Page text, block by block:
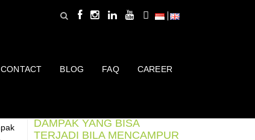
CONTACT BLOG FAQ CAREER
DAMPAK YANG BISA
TERJADI BILA MENCAMPUR